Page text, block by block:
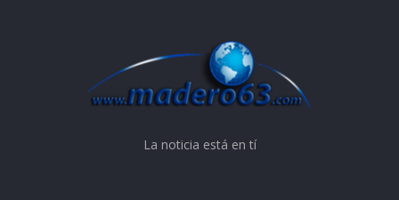
La noticia está en tí